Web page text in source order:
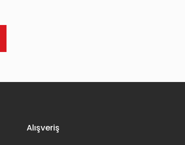
Alışveriş